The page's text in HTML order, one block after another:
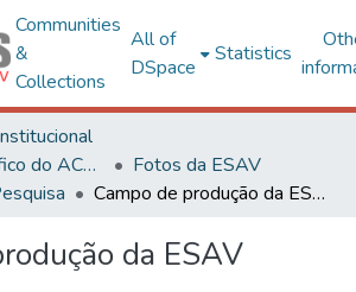
Communities
&
Collections
All of
DSpace
Statistics
Acervo Fotográfico do ACH-UFV
Fotos da ESAV
Campo de produção da ESAV
da ESAV